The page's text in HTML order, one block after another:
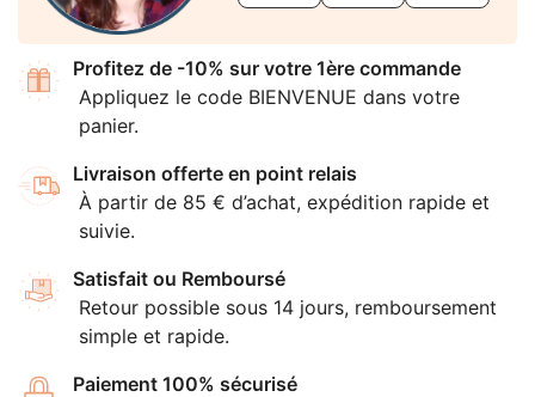
Profitez de -10% sur votre 1ère commande
Appliquez le code BIENVENUE dans votre
panier.
Livraison offerte en point relais
À partir de 85 € d’achat, expédition rapide et
suivie.
Satisfait ou Remboursé
Retour possible sous 14 jours, remboursement
simple et rapide.
Paiement 100% sécurisé